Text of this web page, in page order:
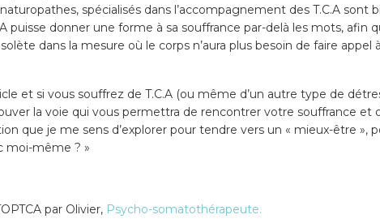
spécialisés dans l’accompagnement des T.C.A sont
puisse donner une forme à sa souffrance par-delà les mots, afin
dans la mesure où le corps n’aura plus besoin de faire
et si vous souffrez de T.C.A (ou même d’un autre type de
la voie qui vous permettra de rencontrer votre souffrance et
que je me sens d’explorer pour tendre vers un « mieux-être
moi-même ? »
par Olivier, Psycho-somatothérapeute.